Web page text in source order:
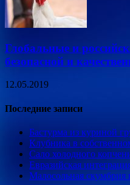
Глобальные и
безопасной и
12.05.2019
Последние записи
Бастурма из куриной
Клубника в
Сало холодного
Евразийская
Малосольная скумбрия